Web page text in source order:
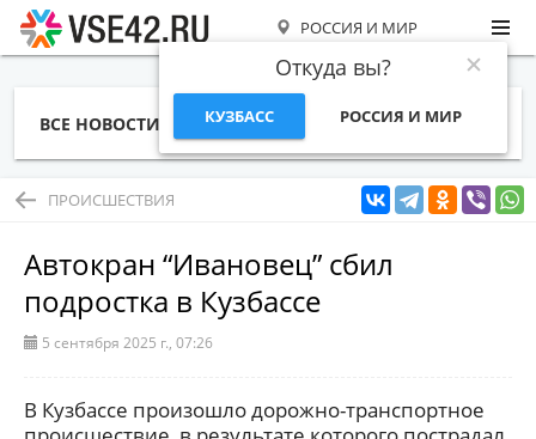
РОССИЯ И МИР
Откуда вы?
КУЗБАСС РОССИЯ И МИР
ВСЕ НОВОСТИ СТАТЬИ ТЕМЫ ФОТО
ПРОИСШЕСТВИЯ
Автокран “Ивановец” сбил
подростка в Кузбассе
5 сентября 2025 г., 07:26
В Кузбассе произошло дорожно-транспортное